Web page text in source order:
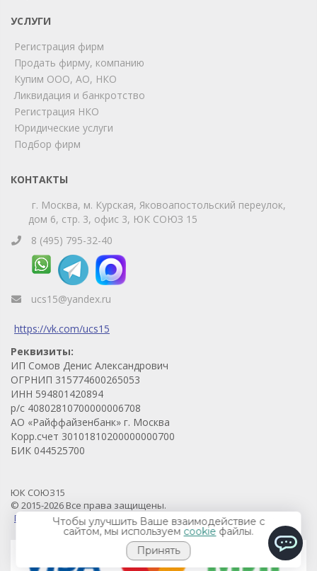
УСЛУГИ
Регистрация фирм
Продать фирму, компанию
Купим ООО, АО, НКО
Ликвидация и банкротство
Регистрация НКО
Юридические услуги
Подбор фирм
КОНТАКТЫ
г. Москва, м. Курская, Яковоапостольский переулок,
дом 6, стр. 3, офис 3, ЮК СОЮЗ 15
8 (495) 795-32-40
ucs15@yandex.ru
https://vk.com/ucs15
Реквизиты:
ИП Сомов Денис Александрович
ОГРНИП 315774600265053
ИНН 594801420894
р/с 40802810700000006708
АО «Райффайзенбанк» г. Москва
Корр.счет 30101810200000000700
БИК 044525700
ЮК СОЮЗ15
© 2015-2026 Все права защищены.
Продвижение проекта - Prodvigaem.pro
Чтобы улучшить Ваше взаимодействие с
сайтом, мы используем cookie файлы.
Принять
Позвоните нам или свяжитесь с нами через любой
удобный мессенджер!
Telegram
Телефон
ChatApp